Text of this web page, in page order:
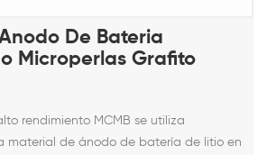
De Bateria
Microperlas Grafito
rendimiento MCMB se utiliza
material de ánodo de batería de litio en